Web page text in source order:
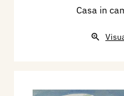
Casa in